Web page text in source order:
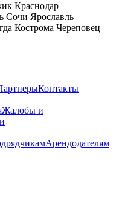
Краснодар
Сочи Ярославль
Кострома Череповец
Контакты
Жалобы и
Арендодателям